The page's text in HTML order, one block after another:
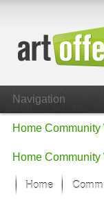
Navigation
Home Community
Home Community
Home